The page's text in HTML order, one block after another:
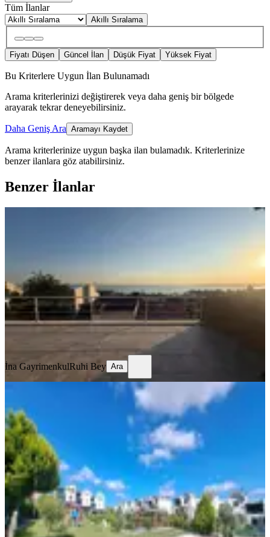
Tüm İlanlar
Akıllı Sıralama
Fiyatı Düşen Güncel İlan Düşük Fiyat Yüksek Fiyat
Bu Kriterlere Uygun İlan Bulunamadı
Arama kriterlerinizi değiştirerek veya daha geniş bir bölgede
arayarak tekrar deneyebilirsiniz.
Daha Geniş Ara Aramayı Kaydet
Arama kriterlerinize uygun başka ilan bulamadık. Kriterlerinize
benzer ilanlara göz atabilirsiniz.
Benzer İlanlar
29.07.2026
55.000 ₺
İna GayrimenkulRuhi Bey
İna GayrimenkulRuhi Bey Ara
Bahçeşehir Boğazköy'de Manzaralı 3
Başakşehir, Bahçeşehir 2. Kısım Mahallesi
06.08.2026
88.000 ₺
POLAT EMLAKKafur Baykanlı